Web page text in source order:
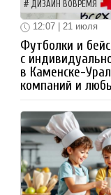
ДИЗАЙН ВОВРЕМЯ
12:07 | 21 июля
Футболки и
с
в Каменске-
компаний и